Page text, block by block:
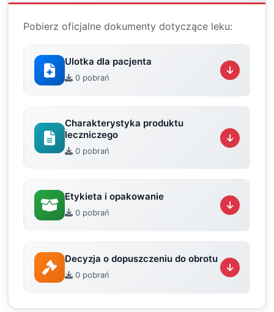
Pobierz oficjalne dokumenty dotyczące leku:
Ulotka dla pacjenta
0 pobrań
Charakterystyka produktu
leczniczego
0 pobrań
Etykieta i opakowanie
0 pobrań
Decyzja o dopuszczeniu do obrotu
0 pobrań